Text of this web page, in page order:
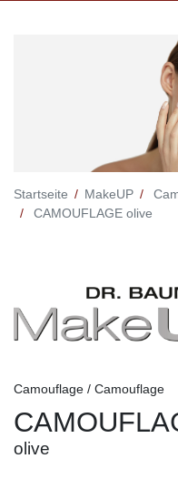
Startseite MakeUP
CAMOUFLAGE olive
Camouflage / Camouflage
olive